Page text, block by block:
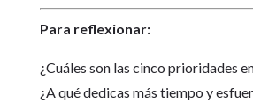
Para reflexionar:
¿Cuáles son las cinco prioridades
¿A qué dedicas más tiempo y